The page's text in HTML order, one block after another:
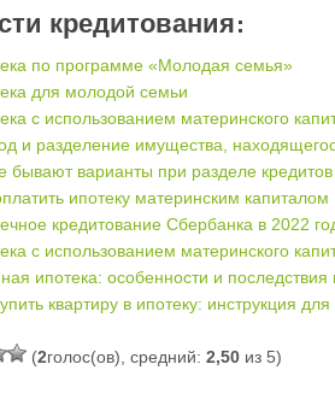
кредитования:
по программе «Молодая семья»
для молодой семьи
с использованием материнского
и разделение имущества,
бывают варианты при разделе кредитов
ипотеку материнским капиталом
кредитование Сбербанка в 2022
с использованием материнского
ипотека: особенности и последствия
квартиру в ипотеку: инструкция
(2голос(ов), средний: 2,50из 5)